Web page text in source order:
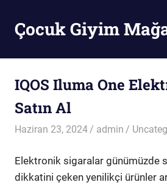
contentÇocuk Giyim
Mağazaları
IQOS Iluma One
Satın Al
Haziran 23, 2024 admin
Elektronik sigaralar günümüzde
dikkatini çeken yenilikçi ürünler